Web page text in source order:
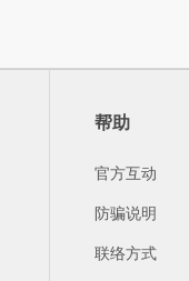
帮助
官方互动
防骗说明
联络方式